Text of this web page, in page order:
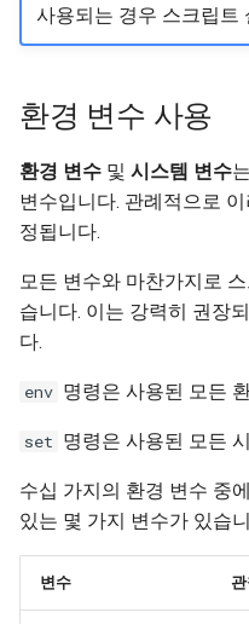
사용되는 경우 스크립트
환경 변수 사용
환경 변수 및 시스템 변수
변수입니다. 관례적으로
정됩니다.
모든 변수와 마찬가지로
습니다. 이는 강력히 권장
다.
env 명령은 사용된 모든
set 명령은 사용된 모든
수십 가지의 환경 변수 중
있는 몇 가지 변수가 있습
변수